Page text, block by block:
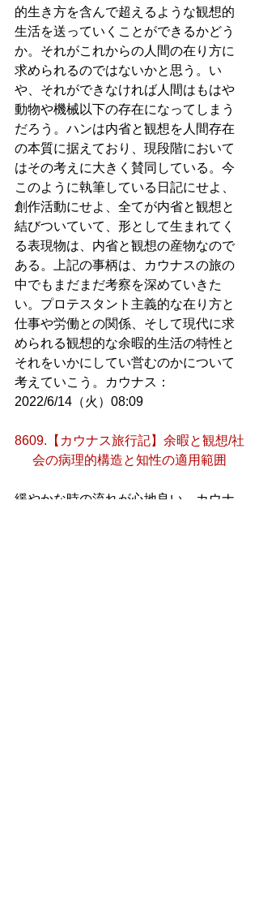
的生き方を含んで超えるような観想的
生活を送っていくことができるかどう
か。それがこれからの人間の在り方に
求められるのではないかと思う。い
や、それができなければ人間はもはや
動物や機械以下の存在になってしまう
だろう。ハンは内省と観想を人間存在
の本質に据えており、現段階において
はその考えに大きく賛同している。今
このように執筆している日記にせよ、
創作活動にせよ、全てが内省と観想と
結びついていて、形として生まれてく
る表現物は、内省と観想の産物なので
ある。上記の事柄は、カウナスの旅の
中でもまだまだ考察を深めていきた
い。プロテスタント主義的な在り方と
仕事や労働との関係、そして現代に求
められる観想的な余暇的生活の特性と
それをいかにしてい営むのかについて
考えていこう。カウナス：
2022/6/14（火）08:09
8609.【カウナス旅行記】余暇と観想/社
会の病理的構造と知性の適用範囲
緩やかな時の流れが心地良い。カウナ